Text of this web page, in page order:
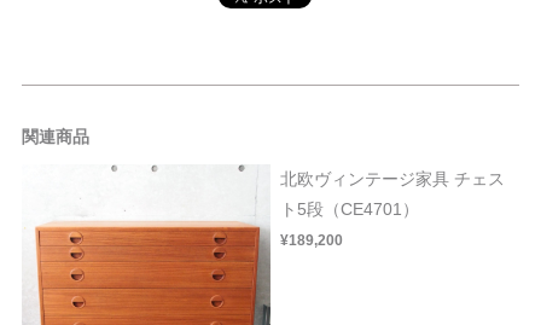
関連商品
北欧ヴィンテージ家具 チェス
ト5段（CE4701）
¥189,200